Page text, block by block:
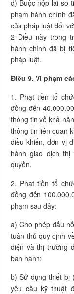
d) Buộc nộp lại số
phạm hành chính
của pháp luật đối
2 Điều này trong
hành chính đã bị
pháp luật.
Điều 9. Vi phạm
1. Phạt tiền tổ
đồng đến
thông tin về khả
thông tin liên quan
điều khiển, đơn vị
hành giao dịch
quyền.
2. Phạt tiền tổ
đồng đến
phạm sau đây:
a) Cho phép đấu
tuân thủ quy định
điện và thị trường
ban hành;
b) Sử dụng thiết bị
yêu cầu kỹ thuật